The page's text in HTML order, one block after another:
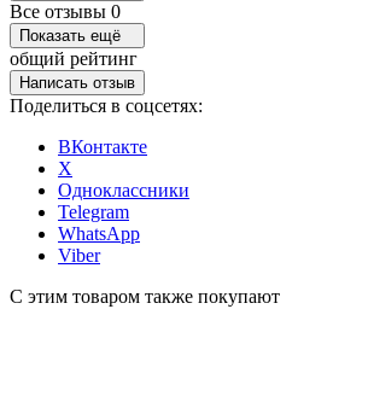
Все отзывы 0
Показать ещё
общий рейтинг
Написать отзыв
Поделиться в соцсетях:
ВКонтакте
X
Одноклассники
Telegram
WhatsApp
Viber
С этим товаром также покупают